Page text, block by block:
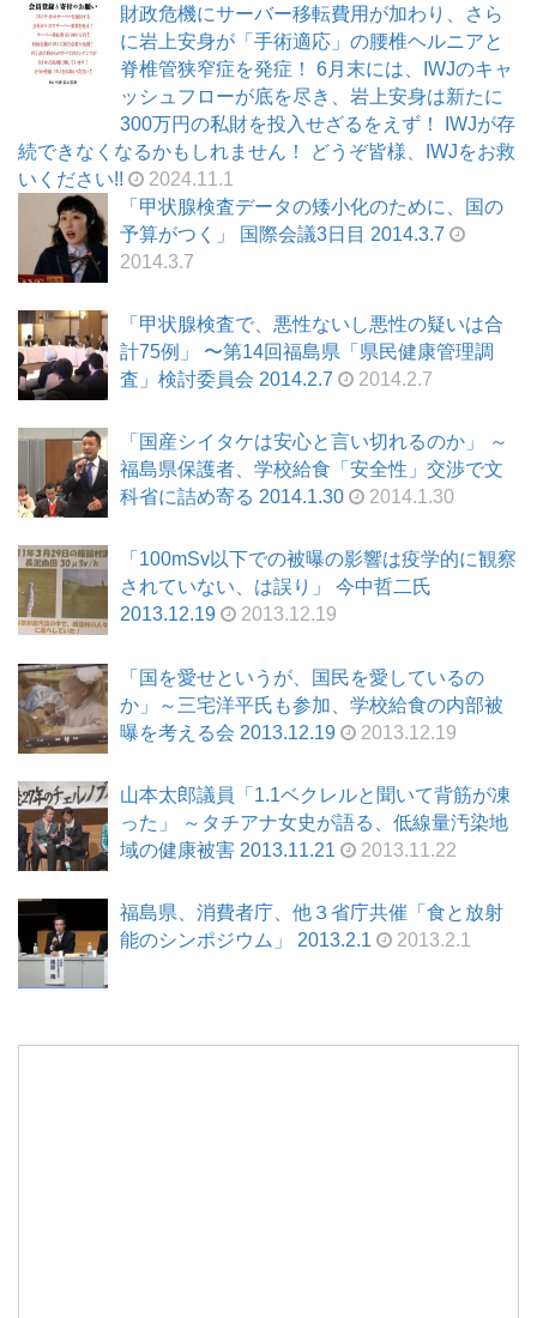
財政危機にサーバー移転費用が加わり、さら
に岩上安身が「手術適応」の腰椎ヘルニアと
脊椎管狭窄症を発症！ 6月末には、IWJのキャ
ッシュフローが底を尽き、岩上安身は新たに
300万円の私財を投入せざるをえず！ IWJが存
続できなくなるかもしれません！ どうぞ皆様、IWJをお救
いください!!
2024.11.1
「甲状腺検査データの矮小化のために、国の
予算がつく」 国際会議3日目 2014.3.7
2014.3.7
「甲状腺検査で、悪性ないし悪性の疑いは合
計75例」 〜第14回福島県「県民健康管理調
査」検討委員会 2014.2.7
2014.2.7
「国産シイタケは安心と言い切れるのか」 ～
福島県保護者、学校給食「安全性」交渉で文
科省に詰め寄る 2014.1.30
2014.1.30
「100mSv以下での被曝の影響は疫学的に観察
されていない、は誤り」 今中哲二氏
2013.12.19
2013.12.19
「国を愛せというが、国民を愛しているの
か」～三宅洋平氏も参加、学校給食の内部被
曝を考える会 2013.12.19
2013.12.19
山本太郎議員「1.1ベクレルと聞いて背筋が凍
った」 ～タチアナ女史が語る、低線量汚染地
域の健康被害 2013.11.21
2013.11.22
福島県、消費者庁、他３省庁共催「食と放射
能のシンポジウム」 2013.2.1
2013.2.1